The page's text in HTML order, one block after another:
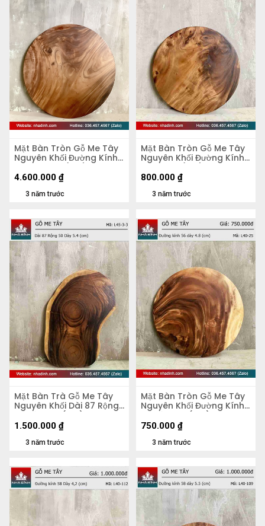
Mặt Bàn Tròn Gỗ Me Tây
Nguyên Khối Đường Kính
103 Dày 4,5 (cm)
3 năm trước
4.600.000 ₫
Mặt Bàn Tròn Gỗ Me Tây
Nguyên Khối Đường Kính
47 Dày 5 (cm)
3 năm trước
800.000 ₫
Mặt Bàn Trà Gỗ Me Tây
Nguyên Khối Dài 87 Rộng
50 Dày 5,4 (cm)
3 năm trước
1.500.000 ₫
Mặt Bàn Tròn Gỗ Me Tây
Nguyên Khối Đường Kính
56 Dày 4,8 (cm)
3 năm trước
750.000 ₫